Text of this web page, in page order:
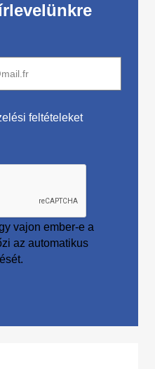
feltételeket
vajon ember-e a
az automatikus